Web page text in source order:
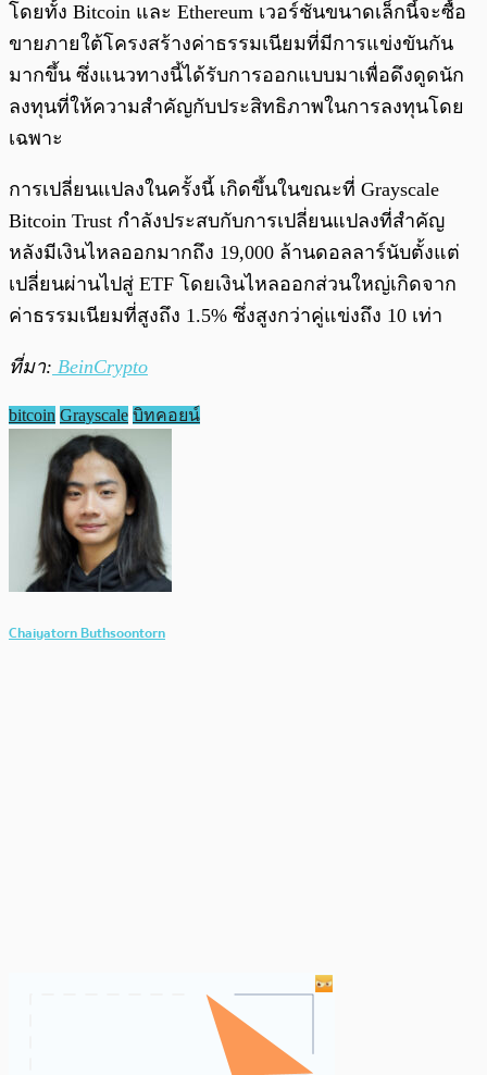
โดยทั้ง Bitcoin และ Ethereum เวอร์ชันขนาดเล็กนี้จะซื้อ
ขายภายใต้โครงสร้างค่าธรรมเนียมที่มีการแข่งขันกัน
มากขึ้น ซึ่งแนวทางนี้ได้รับการออกแบบมาเพื่อดึงดูดนัก
ลงทุนที่ให้ความสำคัญกับประสิทธิภาพในการลงทุนโดย
เฉพาะ
การเปลี่ยนแปลงในครั้งนี้ เกิดขึ้นในขณะที่ Grayscale
Bitcoin Trust กำลังประสบกับการเปลี่ยนแปลงที่สำคัญ
หลังมีเงินไหลออกมากถึง 19,000 ล้านดอลลาร์นับตั้งแต่
เปลี่ยนผ่านไปสู่ ETF โดยเงินไหลออกส่วนใหญ่เกิดจาก
ค่าธรรมเนียมที่สูงถึง 1.5% ซึ่งสูงกว่าคู่แข่งถึง 10 เท่า
ที่มา: BeinCrypto
bitcoin Grayscale บิทคอยน์
Chaiyatorn Buthsoontorn